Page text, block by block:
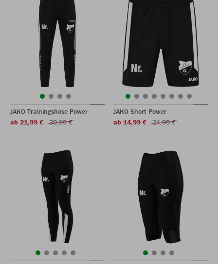
JAKO Trainingshose Power
ab 21,99 €
39,99 €
JAKO Short Power
ab 14,99 €
24,99 €